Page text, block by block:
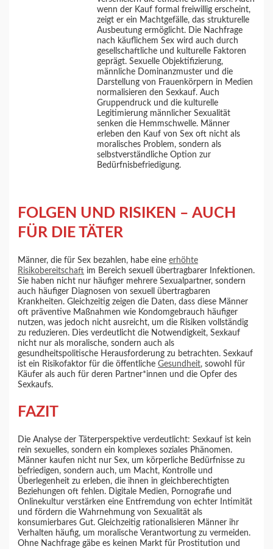
wenn der Kauf formal freiwillig erscheint,
zeigt er ein Machtgefälle, das strukturelle
Ausbeutung ermöglicht. Die Nachfrage
nach käuflichem Sex wird auch durch
gesellschaftliche und kulturelle Faktoren
geprägt. Sexuelle Objektifizierung,
männliche Dominanzmuster und die
Darstellung von Frauenkörpern in Medien
normalisieren den Sexkauf. Auch
Gruppendruck und die kulturelle
Legitimierung männlicher Sexualität
senken die Hemmschwelle. Männer
erleben den Kauf von Sex oft nicht als
moralisches Problem, sondern als
selbstverständliche Option zur
Bedürfnisbefriedigung.
FOLGEN UND RISIKEN – AUCH
FÜR DIE TÄTER
Männer, die für Sex bezahlen, habe eineerhöhte
Risikobereitschaft im Bereich sexuell übertragbarer Infektionen.
Sie haben nicht nur häufiger mehrere Sexualpartner, sondern
auch häufiger Diagnosen von sexuell übertragbaren
Krankheiten. Gleichzeitig zeigen die Daten, dass diese Männer
oft präventive Maßnahmen wie Kondomgebrauch häufiger
nutzen, was jedoch nicht ausreicht, um die Risiken vollständig
zu reduzieren. Dies verdeutlicht die Notwendigkeit, Sexkauf
nicht nur als moralische, sondern auch als
gesundheitspolitische Herausforderung zu betrachten. Sexkauf
ist ein Risikofaktor für die öffentlicheGesundheit, sowohl für
Käufer als auch für deren Partner*innen und die Opfer des
Sexkaufs.
FAZIT
Die Analyse der Täterperspektive verdeutlicht: Sexkauf ist kein
rein sexuelles, sondern ein komplexes soziales Phänomen.
Männer kaufen nicht nur Sex, um körperliche Bedürfnisse zu
befriedigen, sondern auch, um Macht, Kontrolle und
Überlegenheit zu erleben, die ihnen in gleichberechtigten
Beziehungen oft fehlen. Digitale Medien, Pornografie und
Onlinekultur verstärken eine Entfremdung von echter Intimität
und fördern die Wahrnehmung von Sexualität als
konsumierbares Gut. Gleichzeitig rationalisieren Männer ihr
Verhalten häufig, um moralische Verantwortung zu vermeiden.
Ohne Nachfrage gäbe es keinen Markt für Prostitution und